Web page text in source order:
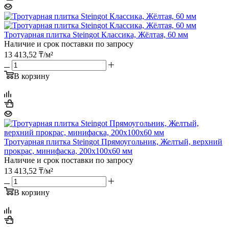
Тротуарная плитка Steingot Классика, Жёлтая, 60 мм
Наличие и срок поставки по запросу
13 413,52 ₸/м²
В корзину
Тротуарная плитка Steingot Прямоугольник, Желтый, верхний
прокрас, минифаска, 200х100х60 мм
Наличие и срок поставки по запросу
13 413,52 ₸/м²
В корзину